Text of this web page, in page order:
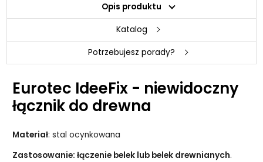
Opis produktu
Katalog
Potrzebujesz porady?
Eurotec IdeeFix - niewidoczny
łącznik do drewna
Materiał: stal ocynkowana
Zastosowanie: łączenie belek lub belek drewnianych.